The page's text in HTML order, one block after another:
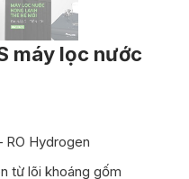
máy lọc nước
hiện
RO Hydrogen
từ lõi khoáng gốm